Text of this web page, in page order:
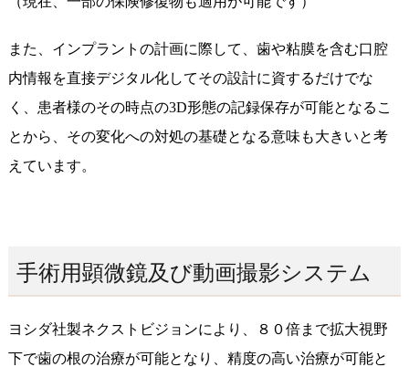
また、インプラントの計画に際して、歯や粘膜を含む口腔
内情報を直接デジタル化してその設計に資するだけでな
く、患者様のその時点の3D形態の記録保存が可能となるこ
とから、その変化への対処の基礎となる意味も大きいと考
えています。
手術用顕微鏡及び動画撮影システム
ヨシダ社製ネクストビジョンにより、８０倍まで拡大視野
下で歯の根の治療が可能となり、精度の高い治療が可能と